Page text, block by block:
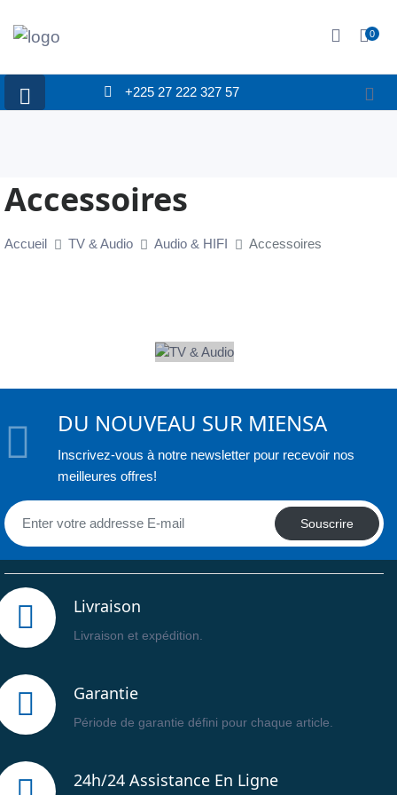
0
+225 27 222 327 57
Accessoires
Accueil TV & Audio Audio & HIFI Accessoires
DU NOUVEAU SUR MIENSA
Inscrivez-vous à notre newsletter pour recevoir nos
meilleures offres!
Souscrire
Livraison
Livraison et expédition.
Garantie
Période de garantie défini pour chaque article.
24h/24 Assistance En Ligne